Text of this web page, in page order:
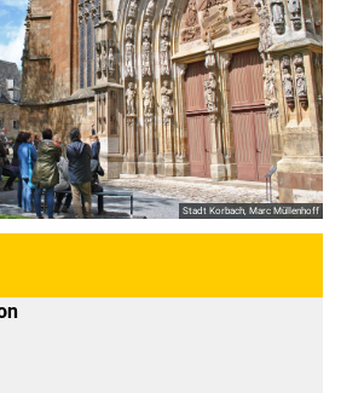
Stadt Korbach, Marc Müllenhoff